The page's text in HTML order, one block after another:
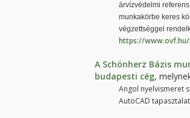
árvízvédelmi referens
munkakörbe keres
végzettséggel
https://
A Schönherz Bázis
budapesti cég,
Angol nyelvismeret
AutoCAD